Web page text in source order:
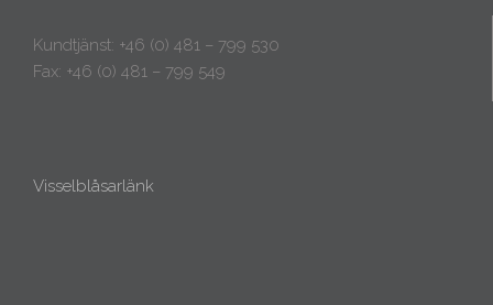
Kundtjänst: +46 (0) 481 – 799 530
Fax: +46 (0) 481 – 799 549
Visselblåsarlänk